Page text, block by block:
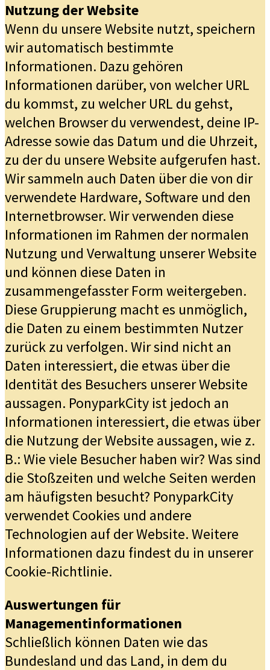
Nutzung der Website
Wenn du unsere Website nutzt, speichern
wir automatisch bestimmte
Informationen. Dazu gehören
Informationen darüber, von welcher URL
du kommst, zu welcher URL du gehst,
welchen Browser du verwendest, deine IP-
Adresse sowie das Datum und die Uhrzeit,
zu der du unsere Website aufgerufen hast.
Wir sammeln auch Daten über die von dir
verwendete Hardware, Software und den
Internetbrowser. Wir verwenden diese
Informationen im Rahmen der normalen
Nutzung und Verwaltung unserer Website
und können diese Daten in
zusammengefasster Form weitergeben.
Diese Gruppierung macht es unmöglich,
die Daten zu einem bestimmten Nutzer
zurück zu verfolgen. Wir sind nicht an
Daten interessiert, die etwas über die
Identität des Besuchers unserer Website
aussagen. PonyparkCity ist jedoch an
Informationen interessiert, die etwas über
die Nutzung der Website aussagen, wie z.
B.: Wie viele Besucher haben wir? Was sind
die Stoßzeiten und welche Seiten werden
am häufigsten besucht? PonyparkCity
verwendet Cookies und andere
Technologien auf der Website. Weitere
Informationen dazu findest du in unserer
Cookie-Richtlinie.
Auswertungen für
Managementinformationen
Schließlich können Daten wie das
Bundesland und das Land, in dem du